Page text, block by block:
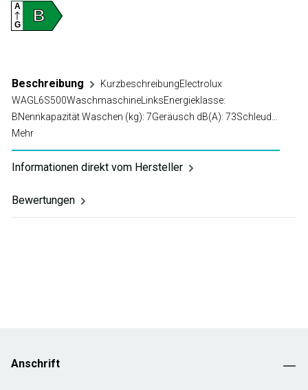
B
A
G
Beschreibung
KurzbeschreibungElectrolux
WAGL6S500WaschmaschineLinksEnergieklasse:
BNennkapazität Waschen (kg): 7Geräusch dB(A): 73Schleud…
Mehr
Informationen direkt vom Hersteller
Bewertungen
Anschrift